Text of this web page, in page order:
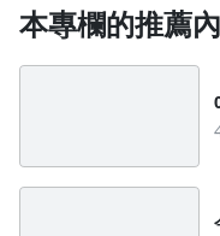
本專欄的推薦